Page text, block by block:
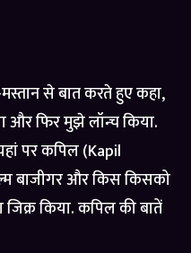
से बात करते हुए कहा,
फिर मुझे लॉन्च किया.
पर कपिल (Kapil
बाजीगर और किस किसको
किया. कपिल की बातें